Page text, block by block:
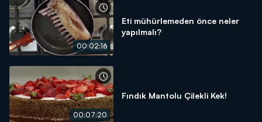
00:02:16
Eti mühürlemeden önce neler
yapılmalı?
00:07:20
Fındık Mantolu Çilekli Kek!